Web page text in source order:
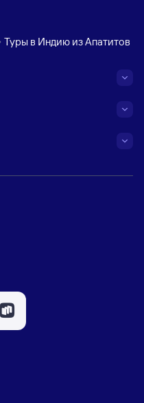
Туры в Индию из Апатитов